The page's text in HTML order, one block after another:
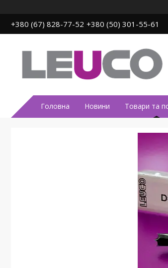
+380 (67) 828-77-52 +380 (50) 301-55-61
Головна Новини Товари та